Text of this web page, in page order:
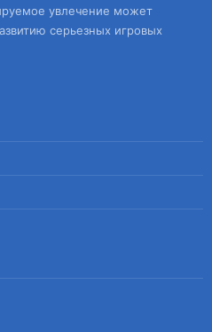
увлечение может
серьезных игровых